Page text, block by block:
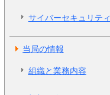
サイバーセキュリティ
当局の情報
組織と業務内容